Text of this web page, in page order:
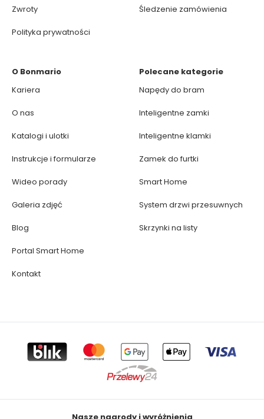
Zwroty
Polityka prywatności
Śledzenie zamówienia
O Bonmario
Kariera
O nas
Katalogi i ulotki
Instrukcje i formularze
Wideo porady
Galeria zdjęć
Blog
Portal Smart Home
Kontakt
Polecane kategorie
Napędy do bram
Inteligentne zamki
Inteligentne klamki
Zamek do furtki
Smart Home
System drzwi przesuwnych
Skrzynki na listy